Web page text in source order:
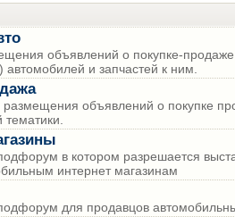
объявлений о покупке-продаже
автомобилей и запчастей к ним.
объявлений о покупке
в котором разрешается
интернет магазинам
для продавцов